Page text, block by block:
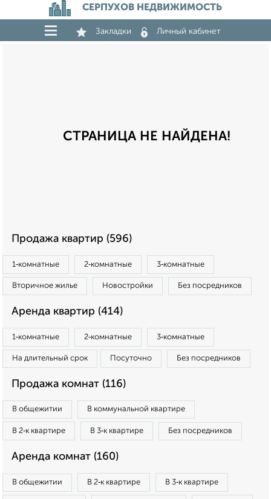
СЕРПУХОВ НЕДВИЖИМОСТЬ
Закладки Личный кабинет
СТРАНИЦА НЕ НАЙДЕНА!
Продажа квартир (596)
1‑комнатные 2‑комнатные 3‑комнатные
Вторичное жилье Новостройки Без посредников
Аренда квартир (414)
1‑комнатные 2‑комнатные 3‑комнатные
На длительный срок Посуточно Без посредников
Продажа комнат (116)
В общежитии В коммунальной квартире
В 2‑к квартире В 3‑к квартире Без посредников
Аренда комнат (160)
В общежитии В 2‑к квартире В 3‑к квартире